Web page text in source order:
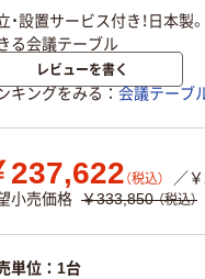
・設置サービス付き！日本
る会議テーブル
レビューを書く
キングをみる 会議テーブ
237,622 （税込）
／
小売価格 ￥333,850 （税込）
単位：1台